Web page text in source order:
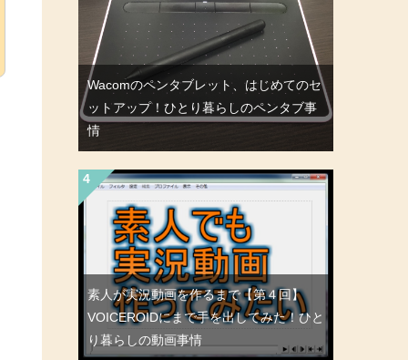
Wacomのペンタブレット、はじめてのセ
ットアップ！ひとり暮らしのペンタブ事
情
素人が実況動画を作るまで【第４回】
VOICEROIDにまで手を出してみた！ひと
り暮らしの動画事情